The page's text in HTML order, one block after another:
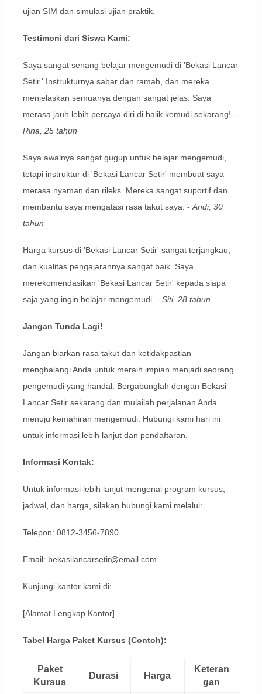
ujian SIM dan simulasi ujian praktik.
Testimoni dari Siswa Kami:
Saya sangat senang belajar mengemudi di 'Bekasi Lancar
Setir.' Instrukturnya sabar dan ramah, dan mereka
menjelaskan semuanya dengan sangat jelas. Saya
merasa jauh lebih percaya diri di balik kemudi sekarang! -
Rina, 25 tahun
Saya awalnya sangat gugup untuk belajar mengemudi,
tetapi instruktur di 'Bekasi Lancar Setir' membuat saya
merasa nyaman dan rileks. Mereka sangat suportif dan
membantu saya mengatasi rasa takut saya. - Andi, 30
tahun
Harga kursus di 'Bekasi Lancar Setir' sangat terjangkau,
dan kualitas pengajarannya sangat baik. Saya
merekomendasikan 'Bekasi Lancar Setir' kepada siapa
saja yang ingin belajar mengemudi. - Siti, 28 tahun
Jangan Tunda Lagi!
Jangan biarkan rasa takut dan ketidakpastian
menghalangi Anda untuk meraih impian menjadi seorang
pengemudi yang handal. Bergabunglah dengan Bekasi
Lancar Setir sekarang dan mulailah perjalanan Anda
menuju kemahiran mengemudi. Hubungi kami hari ini
untuk informasi lebih lanjut dan pendaftaran.
Informasi Kontak:
Untuk informasi lebih lanjut mengenai program kursus,
jadwal, dan harga, silakan hubungi kami melalui:
Telepon: 0812-3456-7890
Email: bekasilancarsetir@email.com
Kunjungi kantor kami di:
[Alamat Lengkap Kantor]
Tabel Harga Paket Kursus (Contoh):
Paket
Kursus
Durasi Harga
Keteran
gan